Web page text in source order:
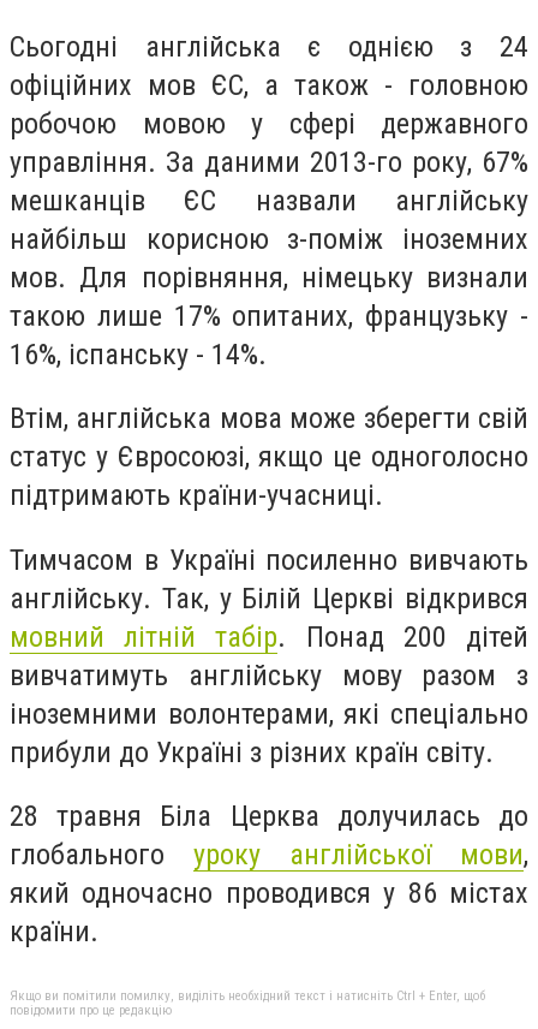
Сьогодні англійська є однією з 24
офіційних мов ЄС, а також - головною
робочою мовою у сфері державного
управління. За даними 2013-го року, 67%
мешканців ЄС назвали англійську
найбільш корисною з-поміж іноземних
мов. Для порівняння, німецьку визнали
такою лише 17% опитаних, французьку -
16%, іспанську - 14%.
Втім, англійська мова може зберегти свій
статус у Євросоюзі, якщо це одноголосно
підтримають країни-учасниці.
Тимчасом в Україні посиленно вивчають
англійську. Так, у Білій Церкві відкрився
мовний літній табір. Понад 200 дітей
вивчатимуть англійську мову разом з
іноземними волонтерами, які спеціально
прибули до Україні з різних країн світу.
28 травня Біла Церква долучилась до
глобального уроку англійської мови,
який одночасно проводився у 86 містах
країни.
Якщо ви помітили помилку, виділіть необхідний текст і натисніть Ctrl + Enter, щоб
повідомити про це редакцію